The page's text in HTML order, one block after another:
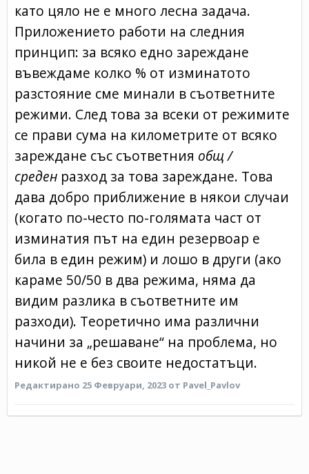
като цяло не е много лесна задача.
Приложението работи на следния
принцип: за всяко едно зареждане
въвеждаме колко % от изминатото
разстояние сме минали в съответните
режими. След това за всеки от режимите
се прави сума на километрите от всяко
зареждане със съответния общ /
среден разход за това зареждане. Това
дава добро приближение в някои случаи
(когато по-често по-голямата част от
изминатия път на един резервоар е
била в един режим) и лошо в други (ако
караме 50/50 в два режима, няма да
видим разлика в съответните им
разходи). Теоретично има различни
начини за „решаване“ на проблема, но
никой не е без своите недостатъци.
Редактирано 25 Февруари, 2023 от Pavel_Pavlov